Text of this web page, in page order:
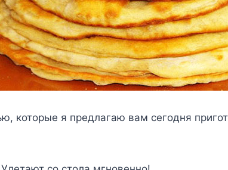
которые я предлагаю вам сегодня